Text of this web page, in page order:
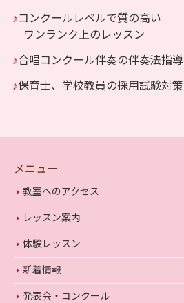
♪コンクールレベルで質の高い
ワンランク上のレッスン
♪合唱コンクール伴奏の伴奏法指導
♪保育士、学校教員の採用試験対策
メニュー
教室へのアクセス
レッスン案内
体験レッスン
新着情報
発表会・コンクール